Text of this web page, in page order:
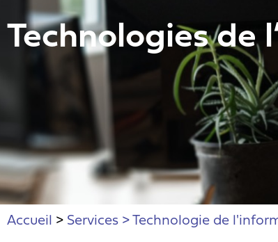
Technologies de
Accueil > Services > Technologie de